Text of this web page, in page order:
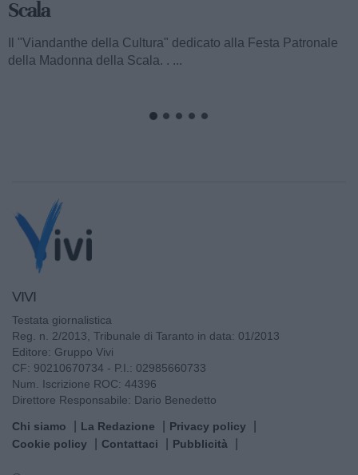
Ecco a voi il terzo speciale del "Viandanthe della Cultura"
dedicato alla Madonna della Scala. Vi porteremo alla
scoperta della "Chiesa...
VIVI
Testata giornalistica
Reg. n. 2/2013, Tribunale di Taranto in data: 01/2013
Editore: Gruppo Vivi
CF: 90210670734 - P.I.: 02985660733
Num. Iscrizione ROC: 44396
Direttore Responsabile: Dario Benedetto
Chi siamo La Redazione
Privacy policy
Cookie policy
Contattaci Pubblicità